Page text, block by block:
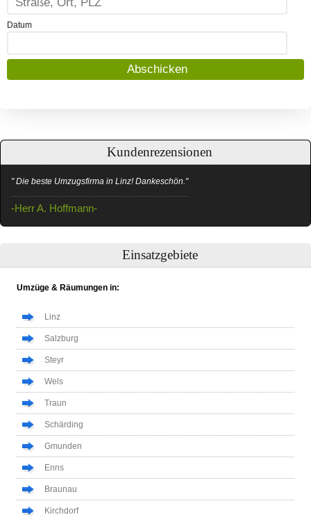
Datum
Kundenrezensionen
" Die beste Umzugsfirma in Linz! Dankeschön."
-Herr A. Hoffmann-
Einsatzgebiete
Umzüge & Räumungen in:
Linz
Salzburg
Steyr
Wels
Traun
Schärding
Gmunden
Enns
Braunau
Kirchdorf